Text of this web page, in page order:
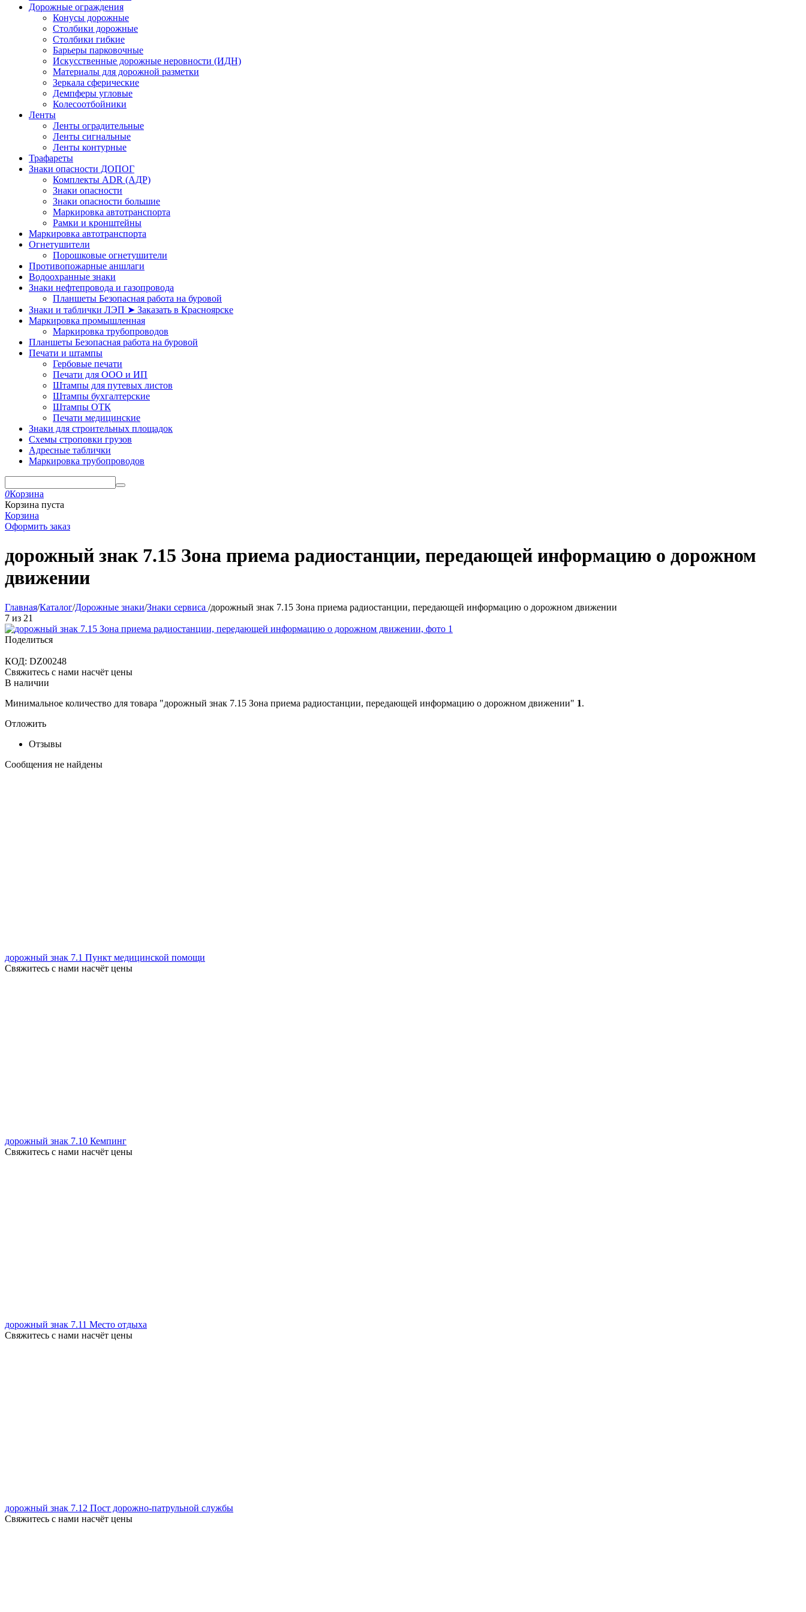
Дорожные ограждения
Конусы дорожные
Столбики дорожные
Столбики гибкие
Барьеры парковочные
Искусственные дорожные неровности (ИДН)
Материалы для дорожной разметки
Зеркала сферические
Демпферы угловые
Колесоотбойники
Ленты
Ленты оградительные
Ленты сигнальные
Ленты контурные
Трафареты
Знаки опасности ДОПОГ
Комплекты ADR (АДР)
Знаки опасности
Знаки опасности большие
Маркировка автотранспорта
Рамки и кронштейны
Маркировка автотранспорта
Огнетушители
Порошковые огнетушители
Противопожарные аншлаги
Водоохранные знаки
Знаки нефтепровода и газопровода
Планшеты Безопасная работа на буровой
Знаки и таблички ЛЭП ➤ Заказать в Красноярске
Маркировка промышленная
Маркировка трубопроводов
Планшеты Безопасная работа на буровой
Печати и штампы
Гербовые печати
Печати для ООО и ИП
Штампы для путевых листов
Штампы бухгалтерские
Штампы ОТК
Печати медицинские
Знаки для строительных площадок
Схемы строповки грузов
Адресные таблички
Маркировка трубопроводов
0Корзина
Корзина пуста
Корзина
Оформить заказ
дорожный знак 7.15 Зона приема радиостанции, передающей информацию о дорожном
движении
Главная/Каталог/Дорожные знаки/Знаки сервиса /дорожный знак 7.15 Зона приема радиостанции, передающей информацию о дорожном движении
7 из 21
Поделиться
КОД: DZ00248
Свяжитесь с нами насчёт цены
В наличии
Минимальное количество для товара "дорожный знак 7.15 Зона приема радиостанции, передающей информацию о дорожном движении" 1.
Отложить
Отзывы
Сообщения не найдены
дорожный знак 7.1 Пункт медицинской помощи
Свяжитесь с нами насчёт цены
дорожный знак 7.10 Кемпинг
Свяжитесь с нами насчёт цены
дорожный знак 7.11 Место отдыха
Свяжитесь с нами насчёт цены
дорожный знак 7.12 Пост дорожно-патрульной службы
Свяжитесь с нами насчёт цены